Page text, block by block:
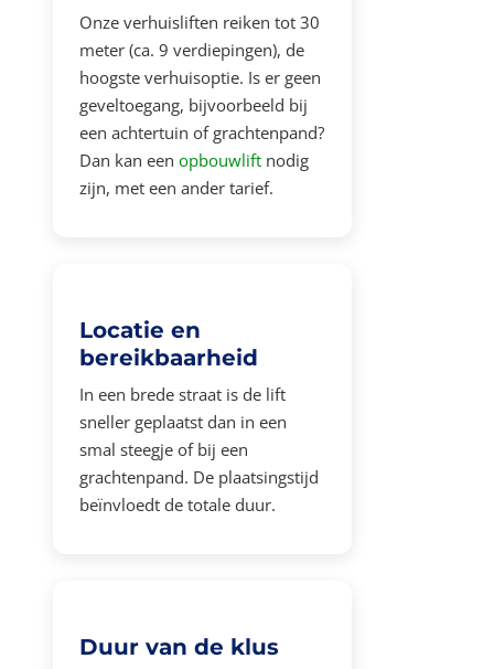
Onze verhuisliften reiken tot 30
meter (ca. 9 verdiepingen), de
hoogste verhuisoptie. Is er geen
geveltoegang, bijvoorbeeld bij
een achtertuin of grachtenpand?
Dan kan een opbouwlift nodig
zijn, met een ander tarief.
Locatie en
bereikbaarheid
In een brede straat is de lift
sneller geplaatst dan in een
smal steegje of bij een
grachtenpand. De plaatsingstijd
beïnvloedt de totale duur.
Duur van de klus